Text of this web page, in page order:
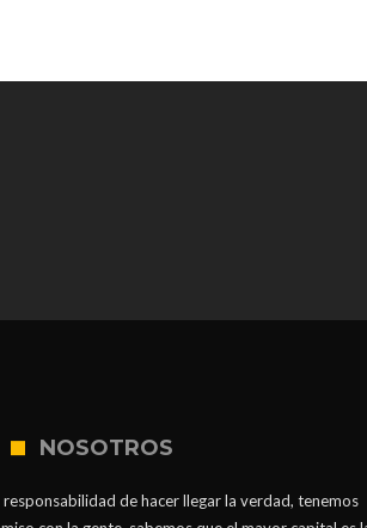
NOSOTROS
responsabilidad de hacer llegar la verdad, tenemos